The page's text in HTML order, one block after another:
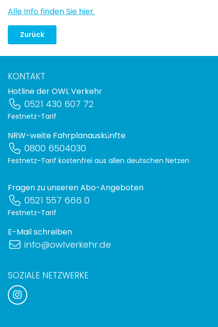
Alle Info finden Sie hier.
Zurück
KONTAKT
Hotline der OWL Verkehr
0521 430 607 72
Festnetz-Tarif
NRW-weite Fahrplanauskünfte
0800 6504030
Festnetz-Tarif kostenfrei aus allen deutschen Netzen
Fragen zu unseren Abo-Angeboten
0521 557 666 0
Festnetz-Tarif
E-Mail schreiben
info@owlverkehr.de
SOZIALE NETZWERKE